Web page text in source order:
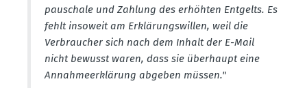
pau­schale und Zahlung des erhöhten Entgelts. Es
fehlt insoweit am Erklä­rungs­willen, weil die
Verbraucher sich nach dem Inhalt der E-Mail
nicht bewusst waren, dass sie überhaupt eine
Annah­me­er­klärung abgeben müssen."